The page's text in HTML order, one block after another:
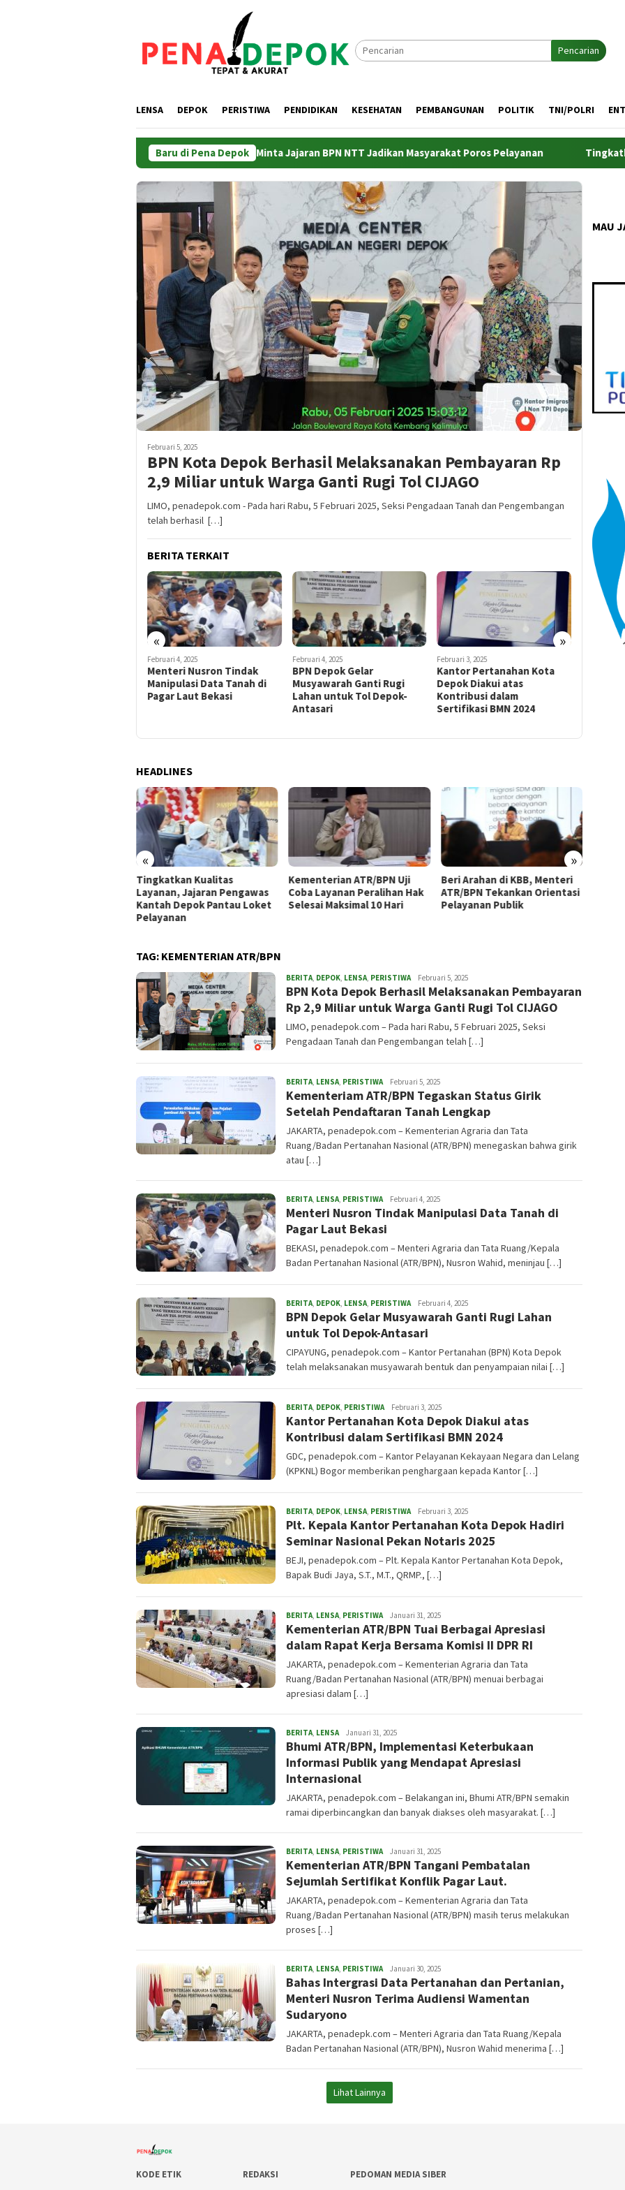
Pencarian
LENSA DEPOK PERISTIWA PENDIDIKAN KESEHATAN PEMBANGUNAN POLITIK TNI/POLRI
Baru di Pena Depok
Menteri ATR/BPN Minta Jajaran BPN NTT Jadikan Masyarakat Poros Pelayanan Tingkatkan Kualitas
Februari 5, 2025
BPN Kota Depok Berhasil Melaksanakan Pembayaran Rp
2,9 Miliar untuk Warga Ganti Rugi Tol CIJAGO
LIMO, penadepok.com - Pada hari Rabu, 5 Februari 2025, Seksi Pengadaan Tanah dan Pengembangan
telah berhasil […]
BERITA TERKAIT
« »
Februari 4, 2025
Menteri Nusron Tindak
Manipulasi Data Tanah di
Pagar Laut Bekasi
Februari 4, 2025
BPN Depok Gelar
Musyawarah Ganti Rugi
Lahan untuk Tol Depok-
Antasari
Februari 3, 2025
Kantor Pertanahan Kota
Depok Diakui atas
Kontribusi dalam
Sertifikasi BMN 2024
Plt.
HEADLINES
« »
Tingkatkan Kualitas
Layanan, Jajaran Pengawas
Kantah Depok Pantau Loket
Pelayanan
Kementerian ATR/BPN Uji
Coba Layanan Peralihan Hak
Selesai Maksimal 10 Hari
Beri Arahan di KBB, Menteri
ATR/BPN Tekankan Orientasi
Pelayanan Publik
TAG: KEMENTERIAN ATR/BPN
BERITA, DEPOK, LENSA, PERISTIWAadmin
Februari 5, 2025
BPN Kota Depok Berhasil Melaksanakan Pembayaran
Rp 2,9 Miliar untuk Warga Ganti Rugi Tol CIJAGO
LIMO, penadepok.com – Pada hari Rabu, 5 Februari 2025, Seksi
Pengadaan Tanah dan Pengembangan telah […]
BERITA, LENSA, PERISTIWAadmin
Februari 5, 2025
Kementeriam ATR/BPN Tegaskan Status Girik
Setelah Pendaftaran Tanah Lengkap
JAKARTA, penadepok.com – Kementerian Agraria dan Tata
Ruang/Badan Pertanahan Nasional (ATR/BPN) menegaskan bahwa girik
atau […]
BERITA, LENSA, PERISTIWAadmin
Februari 4, 2025
Menteri Nusron Tindak Manipulasi Data Tanah di
Pagar Laut Bekasi
BEKASI, penadepok.com – Menteri Agraria dan Tata Ruang/Kepala
Badan Pertanahan Nasional (ATR/BPN), Nusron Wahid, meninjau […]
BERITA, DEPOK, LENSA, PERISTIWAadmin
Februari 4, 2025
BPN Depok Gelar Musyawarah Ganti Rugi Lahan
untuk Tol Depok-Antasari
CIPAYUNG, penadepok.com – Kantor Pertanahan (BPN) Kota Depok
telah melaksanakan musyawarah bentuk dan penyampaian nilai […]
BERITA, DEPOK, PERISTIWAadmin
Februari 3, 2025
Kantor Pertanahan Kota Depok Diakui atas
Kontribusi dalam Sertifikasi BMN 2024
GDC, penadepok.com – Kantor Pelayanan Kekayaan Negara dan Lelang
(KPKNL) Bogor memberikan penghargaan kepada Kantor […]
BERITA, DEPOK, LENSA, PERISTIWAadmin
Februari 3, 2025
Plt. Kepala Kantor Pertanahan Kota Depok Hadiri
Seminar Nasional Pekan Notaris 2025
BEJI, penadepok.com – Plt. Kepala Kantor Pertanahan Kota Depok,
Bapak Budi Jaya, S.T., M.T., QRMP., […]
BERITA, LENSA, PERISTIWAadmin
Januari 31, 2025
Kementerian ATR/BPN Tuai Berbagai Apresiasi
dalam Rapat Kerja Bersama Komisi II DPR RI
JAKARTA, penadepok.com – Kementerian Agraria dan Tata
Ruang/Badan Pertanahan Nasional (ATR/BPN) menuai berbagai
apresiasi dalam […]
BERITA, LENSAadmin
Januari 31, 2025
Bhumi ATR/BPN, Implementasi Keterbukaan
Informasi Publik yang Mendapat Apresiasi
Internasional
JAKARTA, penadepok.com – Belakangan ini, Bhumi ATR/BPN semakin
ramai diperbincangkan dan banyak diakses oleh masyarakat. […]
BERITA, LENSA, PERISTIWAadmin
Januari 31, 2025
Kementerian ATR/BPN Tangani Pembatalan
Sejumlah Sertifikat Konflik Pagar Laut.
JAKARTA, penadepok.com – Kementerian Agraria dan Tata
Ruang/Badan Pertanahan Nasional (ATR/BPN) masih terus melakukan
proses […]
BERITA, LENSA, PERISTIWAadmin
Januari 30, 2025
Bahas Intergrasi Data Pertanahan dan Pertanian,
Menteri Nusron Terima Audiensi Wamentan
Sudaryono
JAKARTA, penadepk.com – Menteri Agraria dan Tata Ruang/Kepala
Badan Pertanahan Nasional (ATR/BPN), Nusron Wahid menerima […]
Lihat Lainnya
MAU
KODE ETIK REDAKSI PEDOMAN MEDIA SIBER